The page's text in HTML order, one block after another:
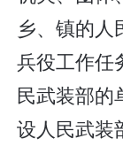
乡、镇的人
兵役工作任
民武装部的
设人民武装